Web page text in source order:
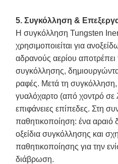
5. Συγκόλληση &
Η συγκόλληση Tungsten
χρησιμοποιείται για
αδρανούς αερίου αποτρέπει
συγκόλλησης,
ραφές. Μετά τη συγκόλληση,
γυαλόχαρτο (από χοντρό σε
επιφάνειες επίπεδες. Στη
παθητικοποίηση: ένα αραιό
οξείδια συγκόλλησης και
παθητικοποίησης για την
διάβρωση.